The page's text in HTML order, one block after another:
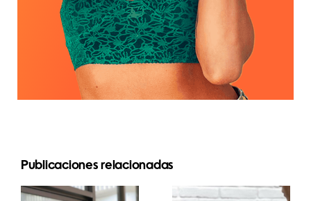
Publicaciones relacionadas
Maximizar el
plataformas